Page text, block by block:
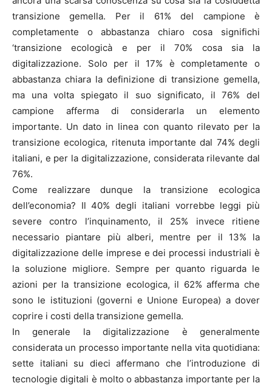
transizione gemella. Per il 61% del campione è
completamente o abbastanza chiaro cosa significhi
‘transizione ecologicà e per il 70% cosa sia la
digitalizzazione. Solo per il 17% è completamente o
abbastanza chiara la definizione di transizione gemella,
ma una volta spiegato il suo significato, il 76% del
campione afferma di considerarla un elemento
importante. Un dato in linea con quanto rilevato per la
transizione ecologica, ritenuta importante dal 74% degli
italiani, e per la digitalizzazione, considerata rilevante dal
76%.
Come realizzare dunque la transizione ecologica
dell’economia? Il 40% degli italiani vorrebbe leggi più
severe contro l’inquinamento, il 25% invece ritiene
necessario piantare più alberi, mentre per il 13% la
digitalizzazione delle imprese e dei processi industriali è
la soluzione migliore. Sempre per quanto riguarda le
azioni per la transizione ecologica, il 62% afferma che
sono le istituzioni (governi e Unione Europea) a dover
coprire i costi della transizione gemella.
In generale la digitalizzazione è generalmente
considerata un processo importante nella vita quotidiana:
sette italiani su dieci affermano che l’introduzione di
tecnologie digitali è molto o abbastanza importante per la